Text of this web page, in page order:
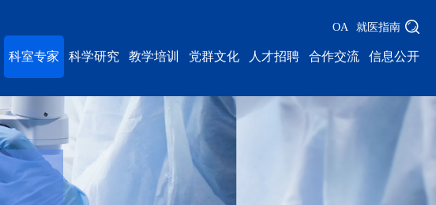
OA 就医指南
科室专家 科学研究 教学培训 党群文化 人才招聘 合作交流 信息公开